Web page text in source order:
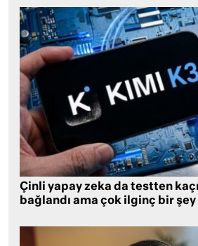
Çinli yapay zeka da testten
bağlandı ama çok ilginç bir